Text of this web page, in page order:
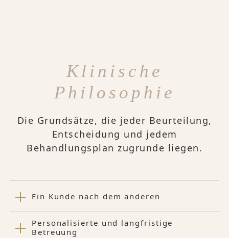
Klinische
Philosophie
Die Grundsätze, die jeder Beurteilung,
Entscheidung und jedem
Behandlungsplan zugrunde liegen.
Ein Kunde nach dem anderen
Personalisierte und langfristige
Betreuung